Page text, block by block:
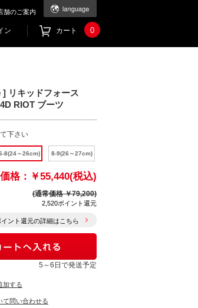
舗のご案内
ン カート 0
リキッドフォース
RIOT ブーツ
下さい
8(24～26cm) 8-9(26～27cm)
価格： ￥55,440(税込)
(通常価格 ￥79,200)
2,520ポイント還元
イント還元の詳細はこちら
5～6日で発送予定
加する
て問い合わせる